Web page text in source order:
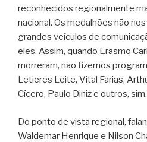
reconhecidos regionalmente
nacional. Os medalhões não
grandes veículos de
eles. Assim, quando Erasmo
morreram, não fizemos
Letieres Leite, Vital Farias,
Cícero, Paulo Diniz e outros, sim.
Do ponto de vista regional,
Waldemar Henrique e Nilson